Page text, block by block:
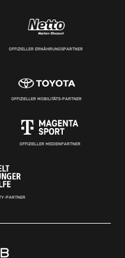
OFFIZIELLER ERNÄHRUNGSPARTNER
OFFIZIELLER MOBILITÄTS-PARTNER
OFFIZIELLER MEDIENPARTNER
PARTNER